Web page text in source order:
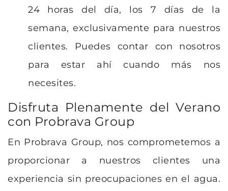
24 horas del día, los 7 días de la
semana, exclusivamente para nuestros
clientes. Puedes contar con nosotros
para estar ahí cuando más nos
necesites.
Disfruta Plenamente del Verano
con Probrava Group
En Probrava Group, nos comprometemos a
proporcionar a nuestros clientes una
experiencia sin preocupaciones en el agua.